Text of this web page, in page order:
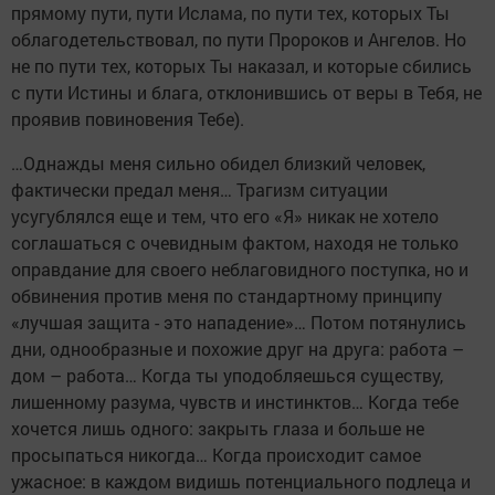
прямому пути, пути Ислама, по пути тех, которых Ты
облагодетельствовал, по пути Пророков и Ангелов. Но
не по пути тех, которых Ты наказал, и которые сбились
с пути Истины и блага, отклонившись от веры в Тебя, не
проявив повиновения Тебе).
…Однажды меня сильно обидел близкий человек,
фактически предал меня… Трагизм ситуации
усугублялся еще и тем, что его «Я» никак не хотело
соглашаться с очевидным фактом, находя не только
оправдание для своего неблаговидного поступка, но и
обвинения против меня по стандартному принципу
«лучшая защита - это нападение»… Потом потянулись
дни, однообразные и похожие друг на друга: работа –
дом – работа… Когда ты уподобляешься существу,
лишенному разума, чувств и инстинктов… Когда тебе
хочется лишь одного: закрыть глаза и больше не
просыпаться никогда… Когда происходит самое
ужасное: в каждом видишь потенциального подлеца и